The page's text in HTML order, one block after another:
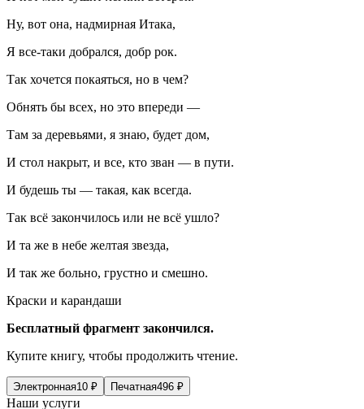
Ну, вот она, надмирная Итака,
Я все-таки добрался, добр рок.
Так хочется покаяться, но в чем?
Обнять бы всех, но это впереди —
Там за деревьями, я знаю, будет дом,
И стол накрыт, и все, кто зван — в пути.
И будешь ты — такая, как всегда.
Так всё закончилось или не всё ушло?
И та же в небе желтая звезда,
И так же больно, грустно и смешно.
Краски и карандаши
Бесплатный фрагмент закончился.
Купите книгу, чтобы продолжить чтение.
Электронная10 ₽ Печатная496 ₽
Наши услуги